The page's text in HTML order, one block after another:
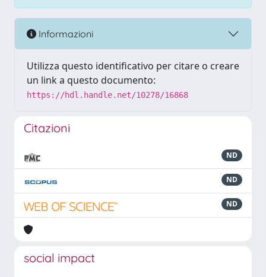
Informazioni
Utilizza questo identificativo per citare o creare
un link a questo documento:
https://hdl.handle.net/10278/16868
Citazioni
ND
ND
ND
social impact